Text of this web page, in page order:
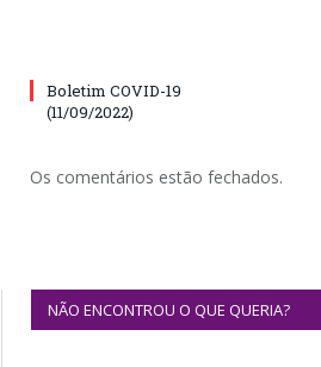
Boletim COVID-19
(11/09/2022)
Os comentários estão fechados.
NÃO ENCONTROU O QUE QUERIA?